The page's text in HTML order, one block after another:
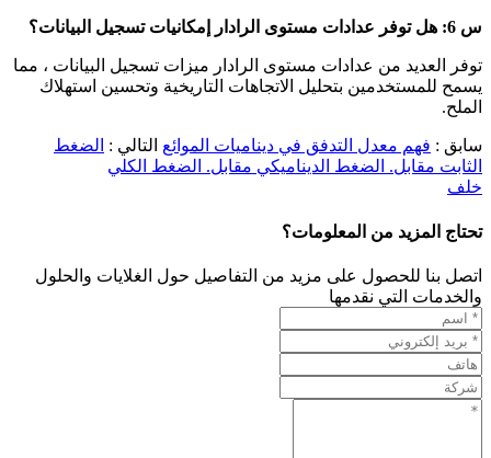
س 6: هل توفر عدادات مستوى الرادار إمكانيات تسجيل البيانات؟
توفر العديد من عدادات مستوى الرادار ميزات تسجيل البيانات ، مما
يسمح للمستخدمين بتحليل الاتجاهات التاريخية وتحسين استهلاك
الملح.
سابق : فهم معدل التدفق في ديناميات الموائع التالي : الضغط
الثابت مقابل. الضغط الديناميكي مقابل. الضغط الكلي
خلف
تحتاج المزيد من المعلومات؟
اتصل بنا للحصول على مزيد من التفاصيل حول الغلايات والحلول
والخدمات التي نقدمها